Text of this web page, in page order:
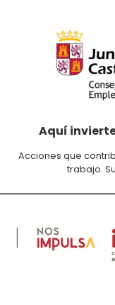
Aquí
Acciones que
trabajo.